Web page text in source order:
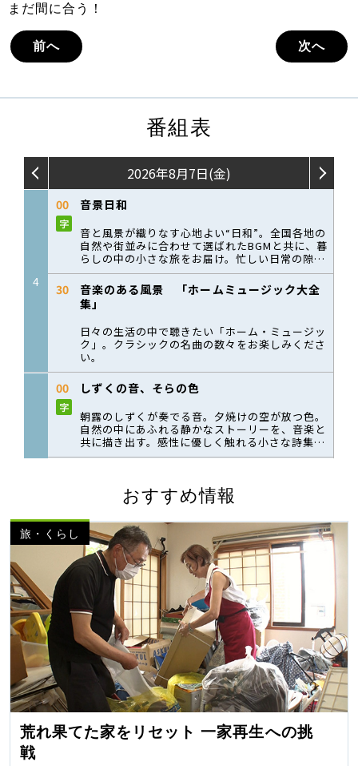
まだ間に合う！
前へ 次へ
番組表
おすすめ情報
旅・くらし
荒れ果てた家をリセット 一家再生への挑
戦